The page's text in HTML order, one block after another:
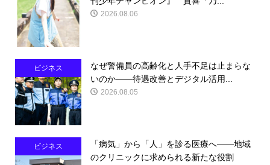
2026.08.06
ビジネス
なぜ警備員の高齢化と人手不足は止まらな
いのか――待遇改善とデジタル活用...
2026.08.05
ビジネス
「病気」から「人」を診る医療へ――地域
のクリニックに求められる新たな役割